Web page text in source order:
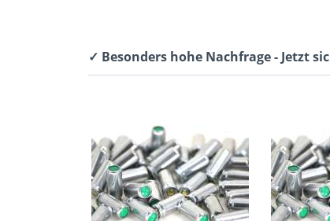
✓ Besonders hohe Nachfrage - Jetzt